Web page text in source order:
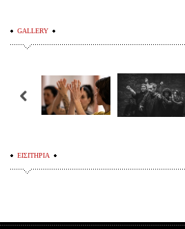
GALLERY
ΕΙΣΙΤΗΡΙΑ